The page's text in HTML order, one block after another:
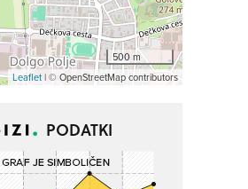
500 m
Leaflet| © OpenStreetMap contributors
PODATKI